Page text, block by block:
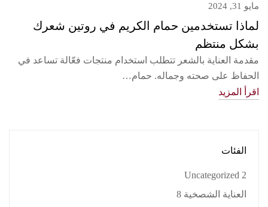
الفئات
Uncategorized 2
العناية الشصخية 8
مايو 31, 2024
لماذا تستخدمين حمام الكريم في روتين شعرك
بشكل منتظم
مقدمة العناية بالشعر تتطلب استخدام منتجات فعّالة تساعد في
الحفاظ على صحته وجماله. حمام…
اقرأ المزيد